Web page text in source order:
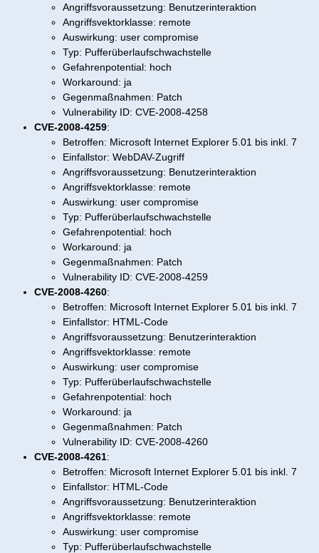
Angriffsvoraussetzung: Benutzerinteraktion
Angriffsvektorklasse: remote
Auswirkung: user compromise
Typ: Pufferüberlaufschwachstelle
Gefahrenpotential: hoch
Workaround: ja
Gegenmaßnahmen: Patch
Vulnerability ID: CVE-2008-4258
CVE-2008-4259:
Betroffen: Microsoft Internet Explorer 5.01 bis inkl. 7
Einfallstor: WebDAV-Zugriff
Angriffsvoraussetzung: Benutzerinteraktion
Angriffsvektorklasse: remote
Auswirkung: user compromise
Typ: Pufferüberlaufschwachstelle
Gefahrenpotential: hoch
Workaround: ja
Gegenmaßnahmen: Patch
Vulnerability ID: CVE-2008-4259
CVE-2008-4260:
Betroffen: Microsoft Internet Explorer 5.01 bis inkl. 7
Einfallstor: HTML-Code
Angriffsvoraussetzung: Benutzerinteraktion
Angriffsvektorklasse: remote
Auswirkung: user compromise
Typ: Pufferüberlaufschwachstelle
Gefahrenpotential: hoch
Workaround: ja
Gegenmaßnahmen: Patch
Vulnerability ID: CVE-2008-4260
CVE-2008-4261:
Betroffen: Microsoft Internet Explorer 5.01 bis inkl. 7
Einfallstor: HTML-Code
Angriffsvoraussetzung: Benutzerinteraktion
Angriffsvektorklasse: remote
Auswirkung: user compromise
Typ: Pufferüberlaufschwachstelle